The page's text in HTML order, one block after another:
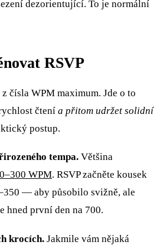
dezorientující. To je normální
RSVP
čísla WPM maximum. Jde o to
čtení a přitom udržet solidní
postup.
tempa. Většina
WPM. RSVP začněte kousek
— aby působilo svižně, ale
hned první den na 700.
krocích. Jakmile vám nějaká